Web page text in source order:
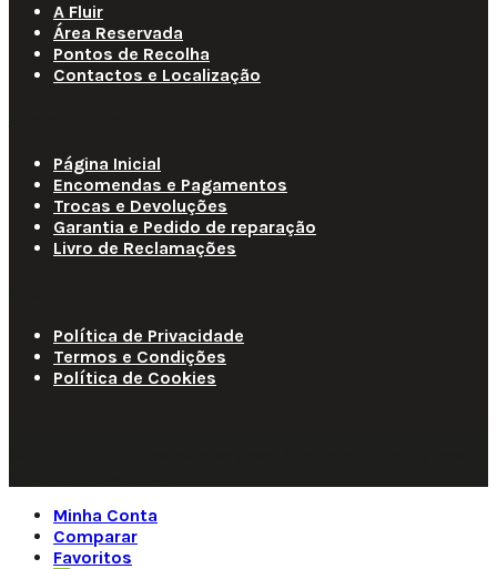
A Fluir
Área Reservada
Pontos de Recolha
Contactos e Localização
Página Inicial
Encomendas e Pagamentos
Trocas e Devoluções
Garantia e Pedido de reparação
Livro de Reclamações
Política de Privacidade
Termos e Condições
Política de Cookies
Minha Conta
Comparar
Favoritos